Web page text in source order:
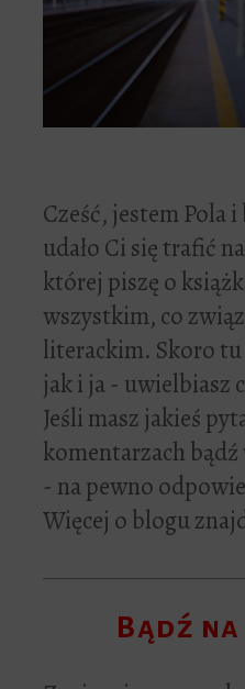
Cześć, jestem Pola
udało Ci się trafić
której piszę o
wszystkim, co
literackim. Skoro
jak i ja - uwielbiasz
Jeśli masz jakieś
komentarzach
- na pewno
Więcej o blogu
Bądź